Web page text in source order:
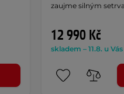
zaujme silným
12 990 Kč
skladem – 11.8. u Vás